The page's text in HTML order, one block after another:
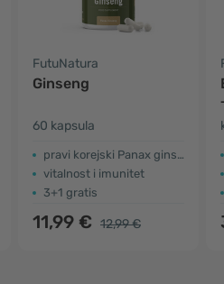
FutuNatura
Ginseng
60 kapsula
​pravi korejski Panax ginseng
vitalnost i imunitet
3+1 gratis
11,99 € 12,99 €